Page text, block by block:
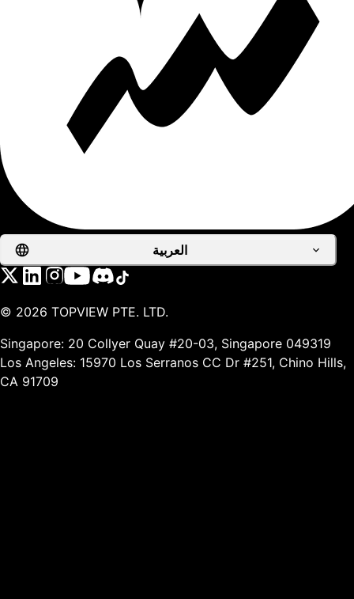
العربية
© 2026 TOPVIEW PTE. LTD.
Singapore: 20 Collyer Quay #20-03, Singapore 049319
Los Angeles: 15970 Los Serranos CC Dr #251, Chino Hills,
CA 91709